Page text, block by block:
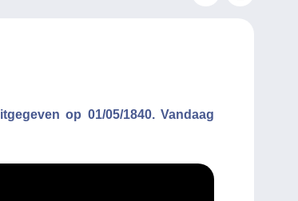
op 01/05/1840. Vandaag